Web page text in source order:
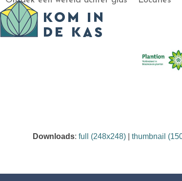
Skip
to
content
Downloads:full (248x248) |thumbnail